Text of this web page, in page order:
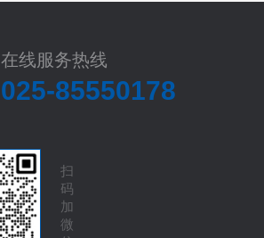
在线服务热线
025-85550178
扫
码
加
微